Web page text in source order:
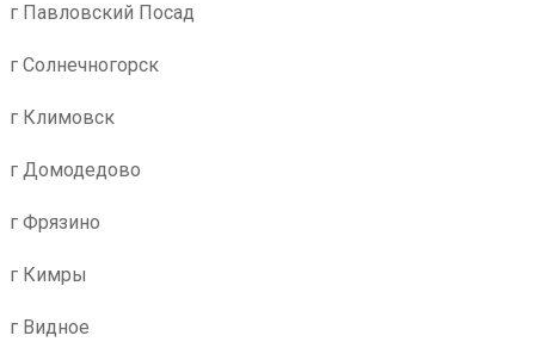
г Павловский Посад
г Солнечногорск
г Климовск
г Домодедово
г Фрязино
г Кимры
г Видное